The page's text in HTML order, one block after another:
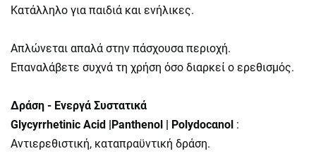
Κατάλληλο για παιδιά και ενήλικες.
Απλώνεται απαλά στην πάσχουσα περιοχή.
Επαναλάβετε συχνά τη χρήση όσο διαρκεί ο ερεθισμός.
Δράση - Ενεργά Συστατικά
Glycyrrhetinic Acid |Panthenol | Polydocαnol :
Αντιερεθιστική, καταπραϋντική δράση.